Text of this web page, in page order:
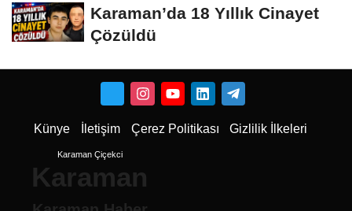
Karaman’da 18 Yıllık Cinayet
Çözüldü
Künye İletişim Çerez Politikası Gizlilik İlkeleri
Karaman Çiçekci
Karaman